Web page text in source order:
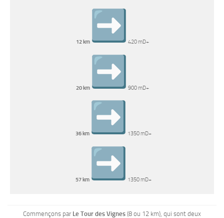
12 km 420 mD+
20 km 900 mD+
36 km 1350 mD+
57 km 1350 mD+
Commençons parLe Tour des Vignes (8 ou 12 km), qui sont deux